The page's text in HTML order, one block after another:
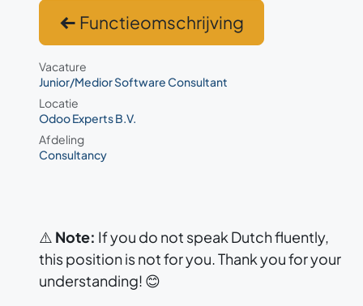
Functieomschrijving
Vacature
Junior/Medior Software Consultant
Locatie
Odoo Experts B.V.
Afdeling
Consultancy
⚠️ Note: If you do not speak Dutch fluently,
this position is not for you. Thank you for your
understanding! 😊